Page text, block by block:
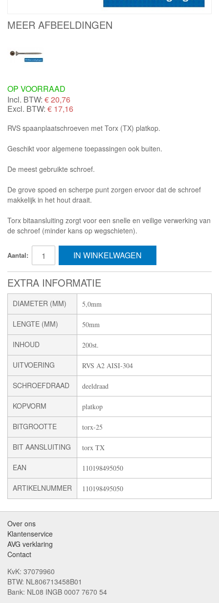
MEER AFBEELDINGEN
OP VOORRAAD
Incl. BTW: €20,76
Excl. BTW: € 17,16
RVS spaanplaatschroeven met Torx (TX) platkop.
Geschikt voor algemene toepassingen ook buiten.
De meest gebruikte schroef.
De grove spoed en scherpe punt zorgen ervoor dat de schroef
makkelijk in het hout draait.
Torx bitaansluiting zorgt voor een snelle en veilige verwerking van
de schroef (minder kans op wegschieten).
Aantal: IN WINKELWAGEN
EXTRA INFORMATIE
DIAMETER (MM) 5,0mm
LENGTE (MM) 50mm
INHOUD 200st.
UITVOERING RVS A2 AISI-304
SCHROEFDRAAD deeldraad
KOPVORM platkop
BITGROOTTE torx-25
BIT AANSLUITING torx TX
EAN 110198495050
ARTIKELNUMMER 110198495050
Over ons
Klantenservice
AVG verklaring
Contact
KvK: 37079960
BTW: NL806713458B01
Bank: NL08 INGB 0007 7670 54